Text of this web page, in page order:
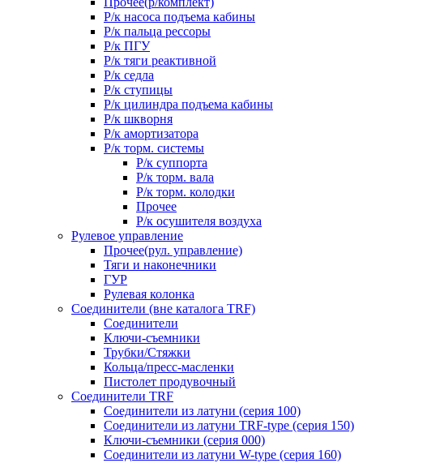
Р/к насоса подъема кабины
Р/к пальца рессоры
Р/к ПГУ
Р/к тяги реактивной
Р/к седла
Р/к ступицы
Р/к цилиндра подъема кабины
Р/к шкворня
Р/к амортизатора
Р/к торм. системы
Р/к суппорта
Р/к торм. вала
Р/к торм. колодки
Прочее
Р/к осушителя воздуха
Рулевое управление
Прочее(рул. управление)
Тяги и наконечники
ГУР
Рулевая колонка
Соединители (вне каталога TRF)
Соединители
Ключи-cъемники
Трубки/Стяжки
Кольца/пресс-масленки
Пистолет продувочный
Соединители TRF
Соединители из латуни (серия 100)
Соединители из латуни TRF-type (серия 150)
Ключи-съемники (серия 000)
Соединители из латуни W-type (серия 160)